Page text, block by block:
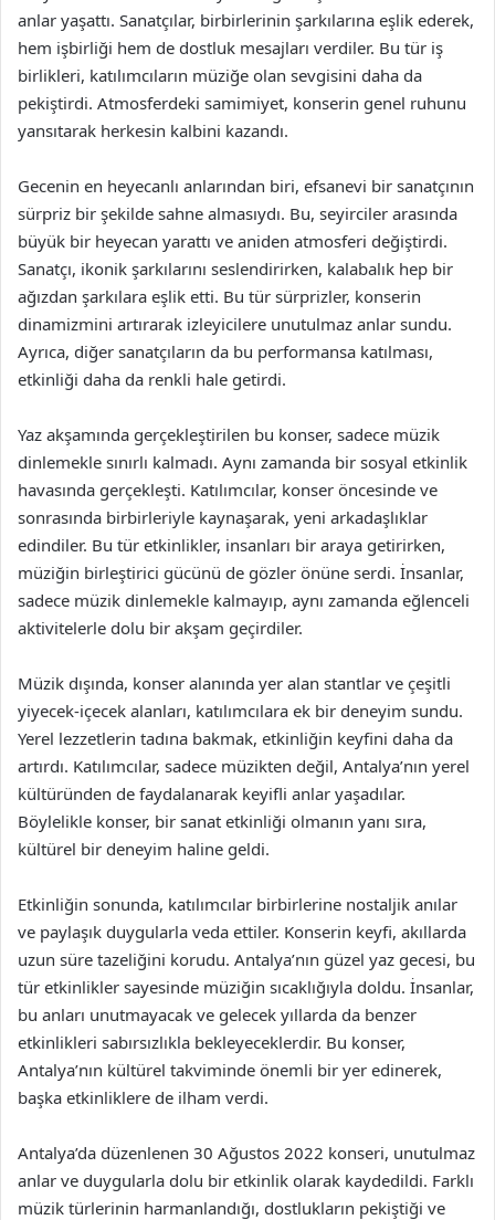
anlar yaşattı. Sanatçılar, birbirlerinin şarkılarına eşlik ederek,
hem işbirliği hem de dostluk mesajları verdiler. Bu tür iş
birlikleri, katılımcıların müziğe olan sevgisini daha da
pekiştirdi. Atmosferdeki samimiyet, konserin genel ruhunu
yansıtarak herkesin kalbini kazandı.
Gecenin en heyecanlı anlarından biri, efsanevi bir sanatçının
sürpriz bir şekilde sahne almasıydı. Bu, seyirciler arasında
büyük bir heyecan yarattı ve aniden atmosferi değiştirdi.
Sanatçı, ikonik şarkılarını seslendirirken, kalabalık hep bir
ağızdan şarkılara eşlik etti. Bu tür sürprizler, konserin
dinamizmini artırarak izleyicilere unutulmaz anlar sundu.
Ayrıca, diğer sanatçıların da bu performansa katılması,
etkinliği daha da renkli hale getirdi.
Yaz akşamında gerçekleştirilen bu konser, sadece müzik
dinlemekle sınırlı kalmadı. Aynı zamanda bir sosyal etkinlik
havasında gerçekleşti. Katılımcılar, konser öncesinde ve
sonrasında birbirleriyle kaynaşarak, yeni arkadaşlıklar
edindiler. Bu tür etkinlikler, insanları bir araya getirirken,
müziğin birleştirici gücünü de gözler önüne serdi. İnsanlar,
sadece müzik dinlemekle kalmayıp, aynı zamanda eğlenceli
aktivitelerle dolu bir akşam geçirdiler.
Müzik dışında, konser alanında yer alan stantlar ve çeşitli
yiyecek-içecek alanları, katılımcılara ek bir deneyim sundu.
Yerel lezzetlerin tadına bakmak, etkinliğin keyfini daha da
artırdı. Katılımcılar, sadece müzikten değil, Antalya’nın yerel
kültüründen de faydalanarak keyifli anlar yaşadılar.
Böylelikle konser, bir sanat etkinliği olmanın yanı sıra,
kültürel bir deneyim haline geldi.
Etkinliğin sonunda, katılımcılar birbirlerine nostaljik anılar
ve paylaşık duygularla veda ettiler. Konserin keyfi, akıllarda
uzun süre tazeliğini korudu. Antalya’nın güzel yaz gecesi, bu
tür etkinlikler sayesinde müziğin sıcaklığıyla doldu. İnsanlar,
bu anları unutmayacak ve gelecek yıllarda da benzer
etkinlikleri sabırsızlıkla bekleyeceklerdir. Bu konser,
Antalya’nın kültürel takviminde önemli bir yer edinerek,
başka etkinliklere de ilham verdi.
Antalya’da düzenlenen 30 Ağustos 2022 konseri, unutulmaz
anlar ve duygularla dolu bir etkinlik olarak kaydedildi. Farklı
müzik türlerinin harmanlandığı, dostlukların pekiştiği ve